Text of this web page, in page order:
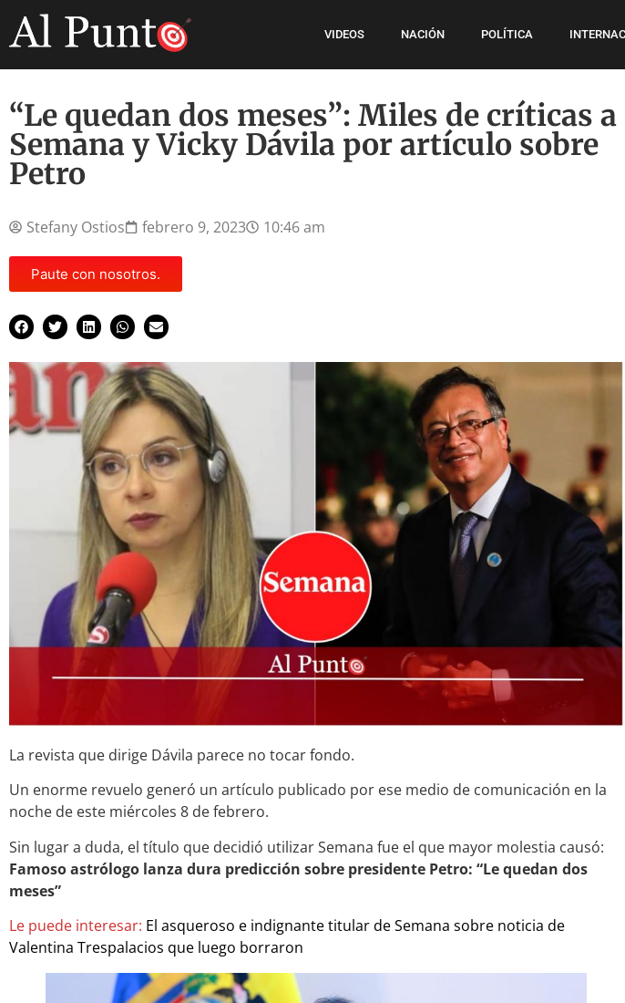
VIDEOS NACIÓN POLÍTICA
“Le quedan dos meses”: Miles de críticas a
Semana y Vicky Dávila por artículo sobre
Petro
Stefany Ostios febrero 9, 2023 10:46 am
Paute con nosotros.
La revista que dirige Dávila parece no tocar fondo.
Un enorme revuelo generó un artículo publicado por ese medio de comunicación en la
noche de este miércoles 8 de febrero.
Sin lugar a duda, el título que decidió utilizar Semana fue el que mayor molestia causó:
Famoso astrólogo lanza dura predicción sobre presidente Petro: “Le quedan dos
meses”
Le puede interesar: El asqueroso e indignante titular de Semana sobre noticia de
Valentina Trespalacios que luego borraron